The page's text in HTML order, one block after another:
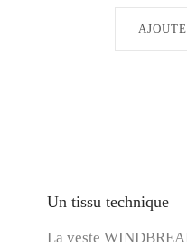
Un tissu technique
La veste